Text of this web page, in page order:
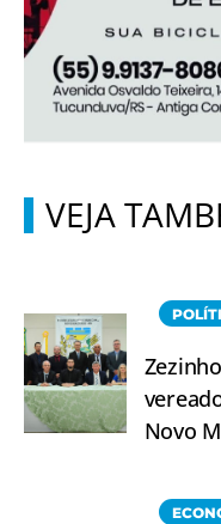
VEJA
Novo